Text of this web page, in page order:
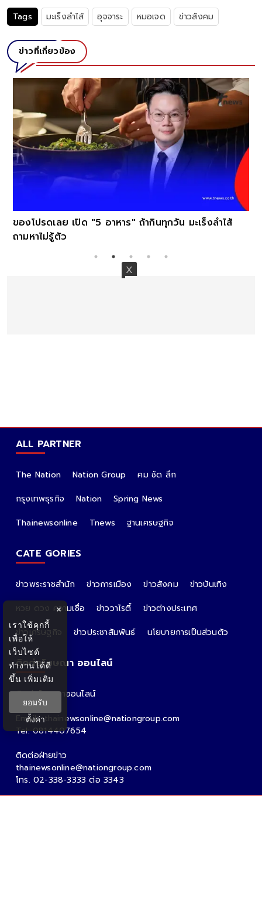
Tags มะเร็งลำไส้ อุจจาระ หมอเจด ข่าวสังคม
ข่าวที่เกี่ยวข้อง
ของโปรดเลย เปิด "5 อาหาร" ถ้ากินทุกวัน มะเร็งลำไส้
ถามหาไม่รู้ตัว
ALL PARTNER
The Nation Nation Group
คม ชัด ลึก
กรุงเทพธุรกิจ
Nation
Spring News
Thainewsonline
Tnews ฐานเศรษฐกิจ
CATE GORIES
ข่าวพระราชสำนัก ข่าวการเมือง ข่าวสังคม
ข่าวบันเทิง
หวย ดวง ความเชื่อ
ข่าววาไรตี้
ข่าวต่างประเทศ
ข่าวเศรษฐกิจ
ข่าวประชาสัมพันธ์ นโยบายการเป็นส่วนตัว
ติดต่อโฆษณา ออนไลน์
ติดต่อโฆษณาออนไลน์
คุณอ้อ
Email : thainewsonline@nationgroup.com
Tel: 0814407654
ติดต่อฝ่ายข่าว
thainewsonline@nationgroup.com
โทร. 02-338-3333 ต่อ 3343
×
เราใช้คุกกี้
เพื่อให้
เว็บไซต์
ทำงานได้ดี
ขึ้น เพิ่มเติม
ยอมรับ
ตั้งค่า